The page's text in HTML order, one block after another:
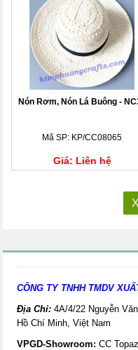
Nón Rơm, Nón Lá Buông -
Mã SP: KP/CC08065
Giá: Liên hệ
CÔNG TY TNHH TMDV
Địa Chỉ: 4A/4/22 Nguyễn
Hồ Chí Minh, Việt Nam
VPGD-Showroom: CC